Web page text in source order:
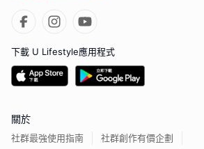
下載 U Lifestyle應用程式
關於
社群最強使用指南 社群創作有價企劃